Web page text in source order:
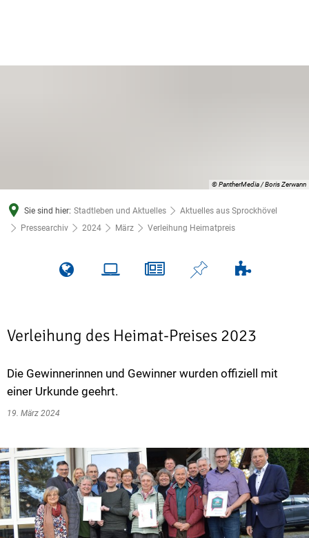
© PantherMedia / Boris Zerwann
Sie sind hier: Stadtleben und Aktuelles
Aktuelles aus Sprockhövel
Pressearchiv
2024 März Verleihung Heimatpreis
Verleihung des Heimat-Preises 2023
Die Gewinnerinnen und Gewinner wurden offiziell mit
einer Urkunde geehrt.
19. März 2024